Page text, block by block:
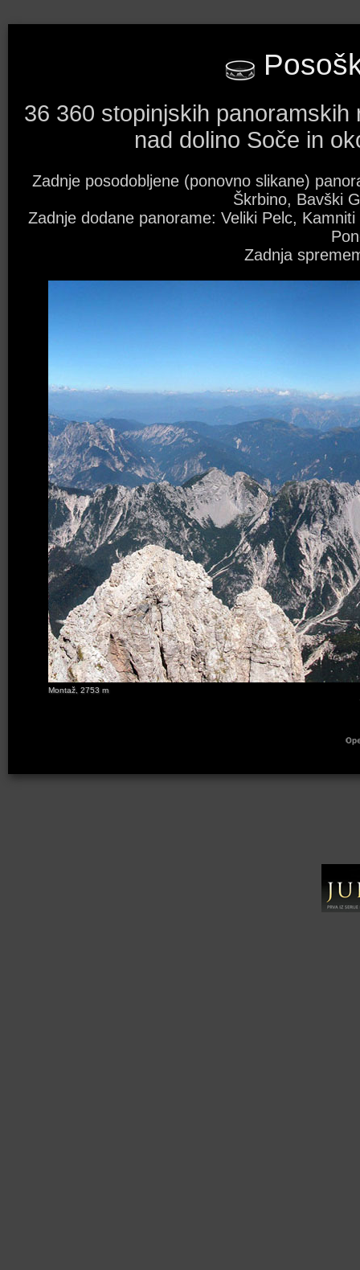
36 360 stopinjskih
nad dolino Soče in
Zadnje posodobljene (ponovno slikane)
Škrbino, Bavški
Zadnje dodane panorame: Veliki Pelc,
Zadnja
Montaž, 2753 m